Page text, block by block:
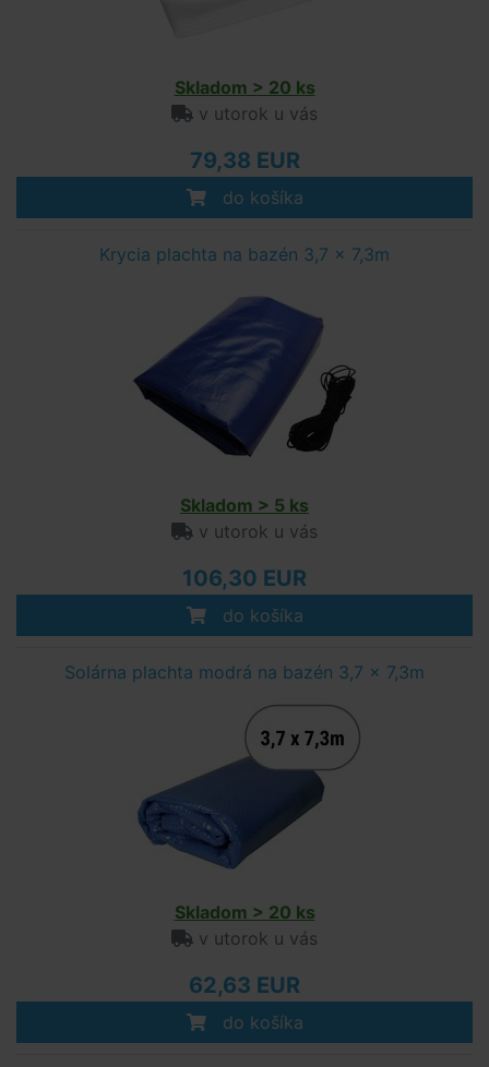
Skladom > 20 ks
v utorok u vás
79,38 EUR
do košíka
Krycia plachta na bazén 3,7 x 7,3m
Skladom > 5 ks
v utorok u vás
106,30 EUR
do košíka
Solárna plachta modrá na bazén 3,7 x 7,3m
Skladom > 20 ks
v utorok u vás
62,63 EUR
do košíka